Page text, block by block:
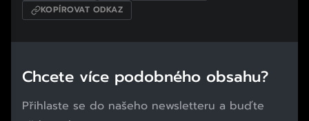
KOPÍROVAT ODKAZ
Chcete více podobného obsahu?
Přihlaste se do našeho newsletteru a buďte